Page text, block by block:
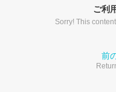
ご利
Sorry! This
前